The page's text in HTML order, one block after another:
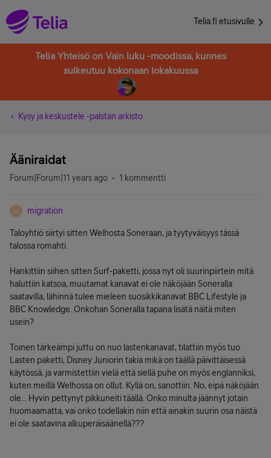
Telia.fi etusivulle
Telia Yhteisö on Vain luku -moodissa, kunnes
sulkeutuu kokonaan lokakuussa
Kysy ja keskustele -palstan arkisto
Ääniraidat
Forum|Forum|11 years ago 1 kommentti
M migration
Taloyhtiö siirtyi sitten Welhosta Soneraan, ja tyytyväisyys tässä
talossa romahti.
Hankittiin siihen sitten Surf-paketti, jossa nyt oli suurinpiirtein mitä
haluttiin katsoa, muutamat kanavat ei ole näköjään Soneralla
saatavilla, lähinnä tulee mieleen suosikkikanavat BBC Lifestyle ja
BBC Knowledge. Onkohan Soneralla tapana lisätä näitä miten
usein?
Toinen tärkeämpi juttu on nuo lastenkanavat, tilattiin myös tuo
Lasten paketti, Disney Juniorin takia mikä on täällä päivittäisessä
käytössä, ja varmistettiin vielä että siellä puhe on myös englanniksi,
kuten meillä Welhossa on ollut. Kyllä on, sanottiin. No, eipä näköjään
ole... Hyvin pettynyt pikkuneiti täällä. Onko minulta jäännyt jotain
huomaamatta, vai onko todellakin niin että ainakin suurin osa näistä
ei ole saatavina alkuperäisäänellä???